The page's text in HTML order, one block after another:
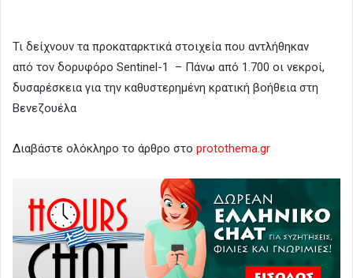
Τι δείχνουν τα προκαταρκτικά στοιχεία που αντλήθηκαν
από τον δορυφόρο Sentinel-1 – Πάνω από 1.700 οι νεκροί,
δυσαρέσκεια για την καθυστερημένη κρατική βοήθεια στη
Βενεζουέλα
Διαβάστε ολόκληρο το άρθρο στο protothema.gr